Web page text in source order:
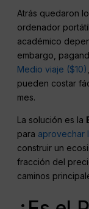
Atrás quedaron
ordenador
académico
embargo,
Medio viaje ($10)
pueden costar
mes.
La solución es la
para aprovechar
construir un
fracción del
caminos